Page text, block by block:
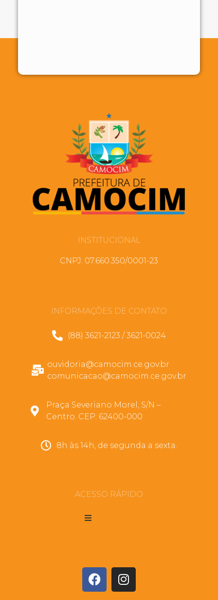
INSTITUCIONAL
CNPJ: 07.660.350/0001-23
INFORMAÇÕES DE CONTATO
(88) 3621-2123 / 3621-0024
ouvidoria@camocim.ce.gov.br
comunicacao@camocim.ce.gov.br
Praça Severiano Morel, S/N –
Centro. CEP: 62400-000
8h às 14h, de segunda a sexta.
ACESSO RÁPIDO